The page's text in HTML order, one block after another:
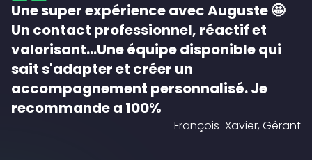
Une super expérience avec Auguste 🤩
Un contact professionnel, réactif et
valorisant...Une équipe disponible qui
sait s'adapter et créer un
accompagnement personnalisé. Je
recommande a 100%
François-Xavier, Gérant